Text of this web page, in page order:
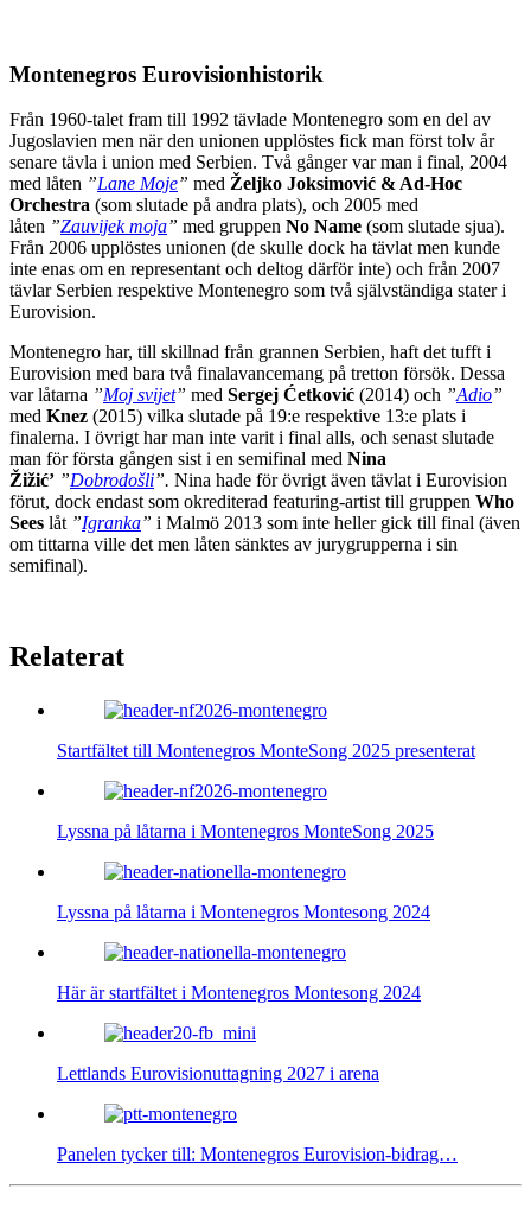
Montenegros Eurovisionhistorik
Från 1960-talet fram till 1992 tävlade Montenegro som en del av
Jugoslavien men när den unionen upplöstes fick man först tolv år
senare tävla i union med Serbien. Två gånger var man i final, 2004
med låten ”Lane Moje” med Željko Joksimović & Ad-Hoc
Orchestra (som slutade på andra plats), och 2005 med
låten ”Zauvijek moja” med gruppen No Name (som slutade sjua).
Från 2006 upplöstes unionen (de skulle dock ha tävlat men kunde
inte enas om en representant och deltog därför inte) och från 2007
tävlar Serbien respektive Montenegro som två självständiga stater i
Eurovision.
Montenegro har, till skillnad från grannen Serbien, haft det tufft i
Eurovision med bara två finalavancemang på tretton försök. Dessa
var låtarna ”Moj svijet” med Sergej Ćetković (2014) och ”Adio”
med Knez (2015) vilka slutade på 19:e respektive 13:e plats i
finalerna. I övrigt har man inte varit i final alls, och senast slutade
man för första gången sist i en semifinal med Nina
Žižić’ ”Dobrodošli”. Nina hade för övrigt även tävlat i Eurovision
förut, dock endast som okrediterad featuring-artist till gruppen Who
Sees låt ”Igranka” i Malmö 2013 som inte heller gick till final (även
om tittarna ville det men låten sänktes av jurygrupperna i sin
semifinal).
Relaterat
Startfältet till Montenegros MonteSong 2025 presenterat
Lyssna på låtarna i Montenegros MonteSong 2025
Lyssna på låtarna i Montenegros Montesong 2024
Här är startfältet i Montenegros Montesong 2024
Lettlands Eurovisionuttagning 2027 i arena
Panelen tycker till: Montenegros Eurovision-bidrag…